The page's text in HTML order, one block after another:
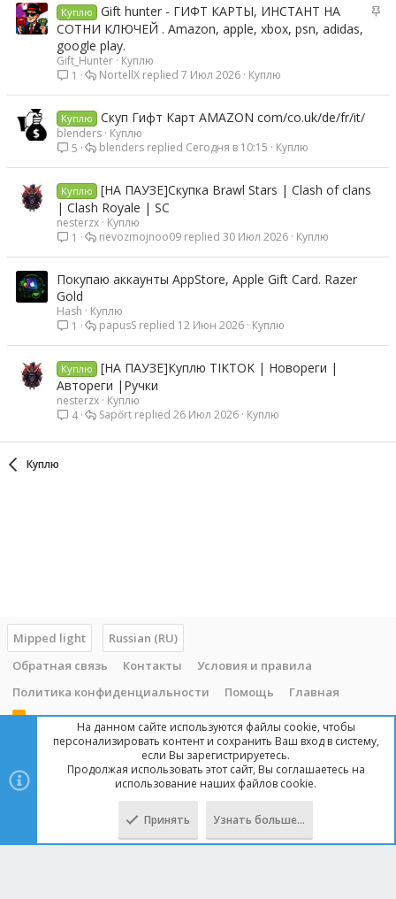
З
п
Куплю
Gift hunter - ГИФТ КАРТЫ, ИНСТАНТ НА
СОТНИ КЛЮЧЕЙ . Amazon, apple, xbox, psn, adidas,
google play.
Gift_Hunter Куплю
1
Куплю
7 Июл 2026
NortellX
Куплю Скуп Гифт Карт AMAZON com/co.uk/de/fr/it/
blenders Куплю
5
Куплю
Сегодня в 10:15
blenders
Куплю
[НА ПАУЗЕ]Скупка Brawl Stars | Clash of clans
| Clash Royale | SC
nesterzx Куплю
1
Куплю
30 Июл 2026
nevozmojnoo09
Покупаю аккаунты AppStore, Apple Gift Card. Razer
Gold
Hash
Куплю
1
Куплю
12 Июн 2026
papusS
Куплю
[НА ПАУЗЕ]Куплю TIKTOK | Новореги |
Автореги |Ручки
nesterzx Куплю
4
Куплю
26 Июл 2026
Sapőrt
Куплю
Mipped light
Russian (RU)
Обратная связь
Контакты
Условия и правила
Политика конфиденциальности
Помощь Главная
R
Copyright © 2014 - 2025, mipped.com. Все права защищены. При
копировании материала с сайта, обратная ссылка обязательна!
На данном сайте используются файлы cookie, чтобы
персонализировать контент и сохранить Ваш вход в систему,
если Вы зарегистрируетесь.
Продолжая использовать этот сайт, Вы соглашаетесь на
использование наших файлов cookie.
Принять Узнать больше…